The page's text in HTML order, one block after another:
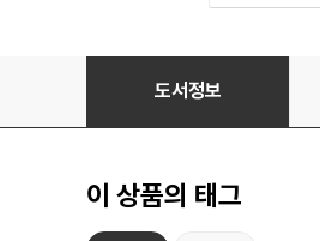
당신의 운동은 몸개그였다
도서정보
이 상품의 태그